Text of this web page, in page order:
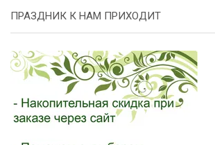
ПРАЗДНИК К НАМ ПРИХОДИТ